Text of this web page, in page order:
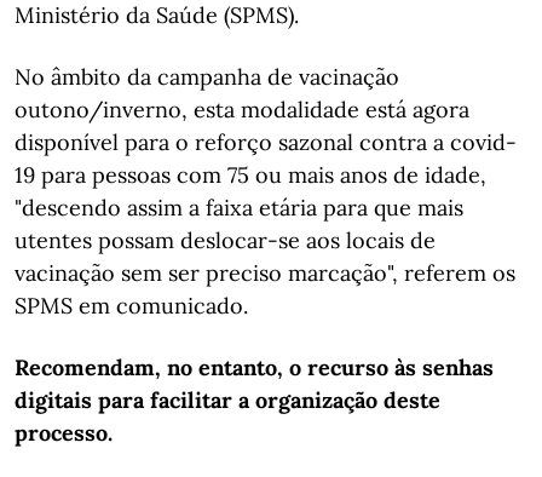
Ministério da Saúde (SPMS).
No âmbito da campanha de vacinação
outono/inverno, esta modalidade está agora
disponível para o reforço sazonal contra a covid-
19 para pessoas com 75 ou mais anos de idade,
"descendo assim a faixa etária para que mais
utentes possam deslocar-se aos locais de
vacinação sem ser preciso marcação", referem os
SPMS em comunicado.
Recomendam, no entanto, o recurso às senhas
digitais para facilitar a organização deste
processo.